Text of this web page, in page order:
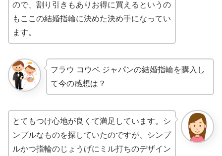
ので、割り引きもありお得に買えるというの
もここの結婚指輪に決めた決め手になってい
ます。
フラウ コウベ ジャパンの結婚指輪を購入し
て今の感想は？
とてもつけ心地が良くて満足しています。シ
ンプルなものを探していたのですが、シンプ
ルかつ指輪のじょうげにミル打ちのデザイン